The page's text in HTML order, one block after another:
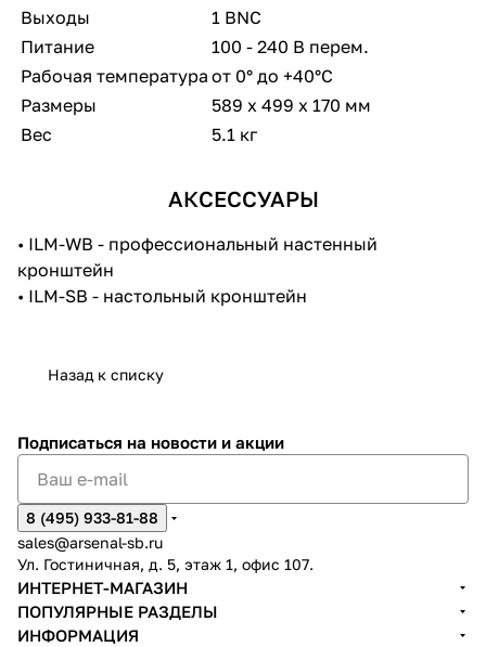
Выходы
1 BNC
Питание
100 - 240 В перем.
Рабочая температура от 0° до +40°С
Размеры
589 х 499 х 170 мм
Вес
5.1 кг
АКСЕССУАРЫ
• ILM-WB - профессиональный настенный
кронштейн
• ILM-SB - настольный кронштейн
Назад к списку
Подписаться на новости и акции
8 (495) 933-81-88
sales@arsenal-sb.ru
Ул. Гостиничная, д. 5, этаж 1, офис 107.
ИНТЕРНЕТ-МАГАЗИН
ПОПУЛЯРНЫЕ РАЗДЕЛЫ
ИНФОРМАЦИЯ